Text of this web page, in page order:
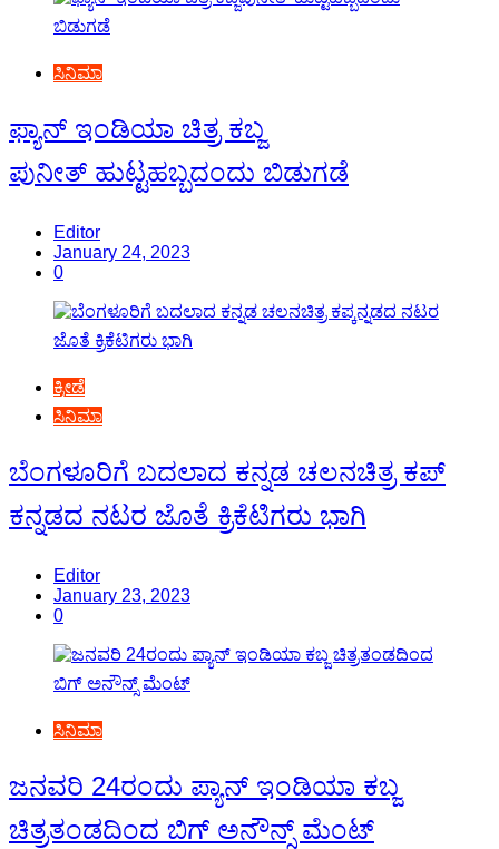
ಸಿನಿಮಾ
ಫ್ಯಾನ್ ಇಂಡಿಯಾ ಚಿತ್ರ ಕಬ್ಜ
ಪುನೀತ್ ಹುಟ್ಟಹಬ್ಬದಂದು ಬಿಡುಗಡೆ
Editor
January 24, 2023
0
ಕ್ರೀಡೆ
ಸಿನಿಮಾ
ಬೆಂಗಳೂರಿಗೆ ಬದಲಾದ ಕನ್ನಡ ಚಲನಚಿತ್ರ ಕಪ್
ಕನ್ನಡದ ನಟರ ಜೊತೆ ಕ್ರಿಕೆಟಿಗರು ಭಾಗಿ
Editor
January 23, 2023
0
ಸಿನಿಮಾ
ಜನವರಿ 24ರಂದು ಪ್ಯಾನ್ ಇಂಡಿಯಾ ಕಬ್ಜ
ಚಿತ್ರತಂಡದಿಂದ ಬಿಗ್ ಅನೌನ್ಸ್ ಮೆಂಟ್